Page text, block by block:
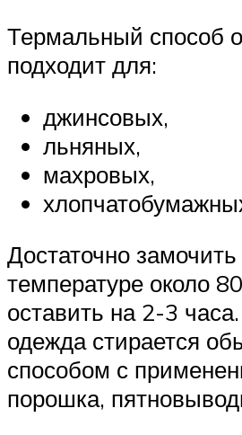
Термальный способ
подходит для:
джинсовых,
льняных,
махровых,
Достаточно
температуре около
оставить на 2-3
одежда стирается
способом с
порошка,